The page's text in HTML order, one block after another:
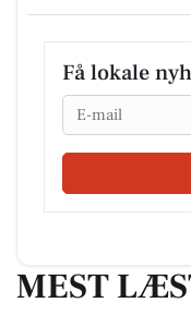
Få lokale
Email
MEST